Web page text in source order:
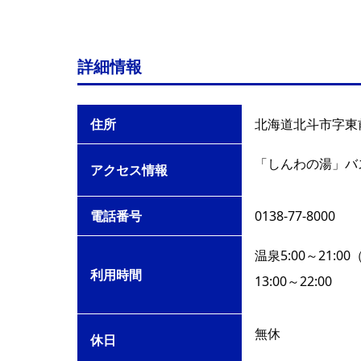
詳細情報
住所 北海道北斗市字
アクセス情報 「しんわの湯」
電話番号 0138-77-8000
利用時間
温泉5:00～21:00
13:00～22:00
休日 無休